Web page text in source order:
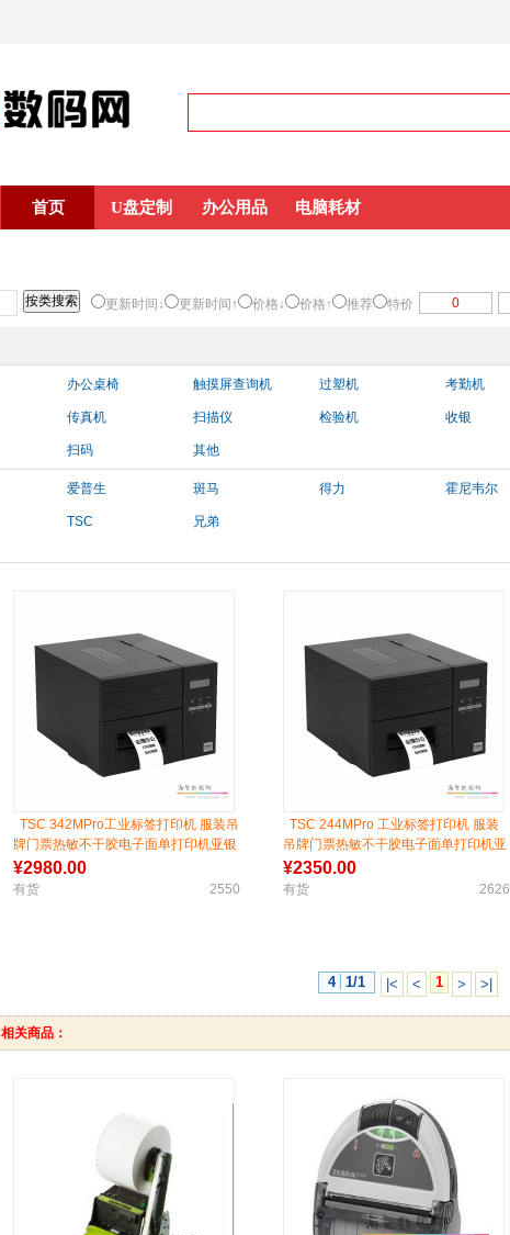
首页 U盘定制 办公用品 电脑耗材
更新时间↓ 更新时间↑ 价格↓ 价格↑ 推荐 特价
办公桌椅 触摸屏查询机 过塑机 考勤机
传真机 扫描仪 检验机 收银
扫码 其他
爱普生 斑马 得力 霍尼韦尔
TSC 兄弟
TSC 342MPro工业标签打印机 服装吊
牌门票热敏不干胶电子面单打印机亚银
纸铜版纸固定资产条码打印机
¥2980.00
有货 2550
TSC 244MPro 工业标签打印机 服装
吊牌门票热敏不干胶电子面单打印机亚
银纸铜版纸固定资产条码打印机
¥2350.00
有货 2626
4 1/1 |< < 1 > >|
相关商品：